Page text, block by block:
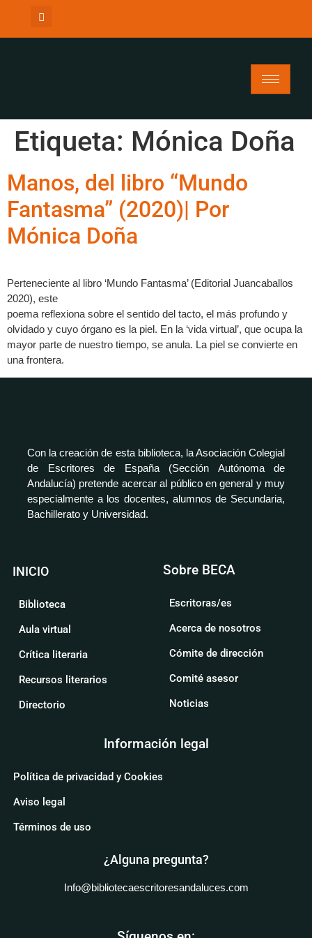
Etiqueta: Mónica Doña
Manos, del libro “Mundo
Fantasma” (2020)| Por
Mónica Doña
Perteneciente al libro ‘Mundo Fantasma’ (Editorial Juancaballos
2020), este
poema reflexiona sobre el sentido del tacto, el más profundo y
olvidado y cuyo órgano es la piel. En la ‘vida virtual’, que ocupa la
mayor parte de nuestro tiempo, se anula. La piel se convierte en
una frontera.
Con la creación de esta biblioteca, la Asociación Colegial
de Escritores de España (Sección Autónoma de
Andalucía) pretende acercar al público en general y muy
especialmente a los docentes, alumnos de Secundaria,
Bachillerato y Universidad.
INICIO
Biblioteca
Aula virtual
Crítica literaria
Recursos literarios
Directorio
Sobre BECA
Escritoras/es
Acerca de nosotros
Cómite de dirección
Comité asesor
Noticias
Información legal
Política de privacidad y Cookies
Aviso legal
Términos de uso
¿Alguna pregunta?
Info@bibliotecaescritoresandaluces.com